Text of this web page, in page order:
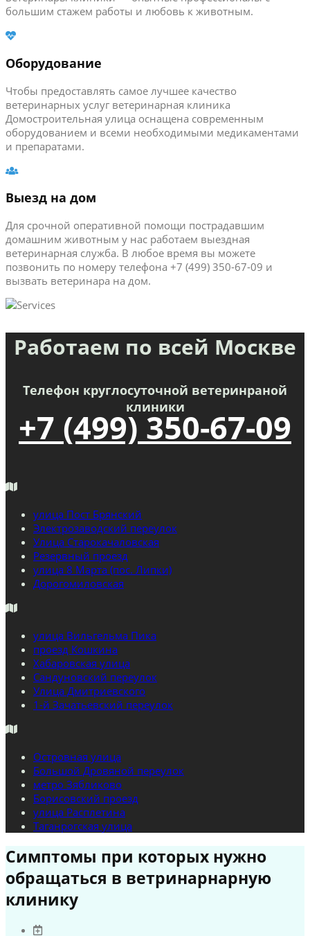
большим стажем работы и любовь к животным.
Оборудование
Чтобы предоставлять самое лучшее качество
ветеринарных услуг ветеринарная клиника
Домостроительная улица оснащена современным
оборудованием и всеми необходимыми медикаментами
и препаратами.
Выезд на дом
Для срочной оперативной помощи пострадавшим
домашним животным у нас работаем выездная
ветеринарная служба. В любое время вы можете
позвонить по номеру телефона +7 (499) 350-67-09 и
вызвать ветеринара на дом.
Работаем по всей Москве
Телефон круглосуточной ветеринраной
клиники
+7 (499) 350-67-09
улица Пост Брянский
Электрозаводский переулок
Улица Старокачаловская
Резервный проезд
улица 8 Марта (пос. Липки)
Дорогомиловская
улица Вильгельма Пика
проезд Кошкина
Хабаровская улица
Сандуновский переулок
Улица Дмитриевского
1-й Зачатьевский переулок
Островная улица
Большой Дровяной переулок
метро Зябликово
Борисовский проезд
улица Расплетина
Таганрогская улица
Симптомы при которых нужно
обращаться в ветринарнарную
клинику